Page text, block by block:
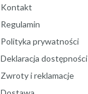
Kontakt
Regulamin
Polityka prywatności
Deklaracja dostępności
Zwroty i reklamacje